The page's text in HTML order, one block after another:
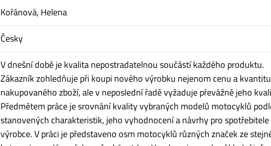
Kořánová, Helena
Česky
V dnešní době je kvalita nepostradatelnou součástí každého produktu.
Zákazník zohledňuje při koupi nového výrobku nejenom cenu a kvantitu
nakupovaného zboží, ale v neposlední řadě vyžaduje převážně jeho
Předmětem práce je srovnání kvality vybraných modelů motocyklů
stanovených charakteristik, jeho vyhodnocení a návrhy pro spotřebitele
výrobce. V práci je představeno osm motocyklů různých značek ze